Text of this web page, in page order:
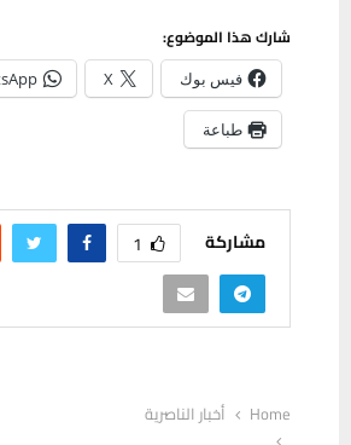
شارك هذا الموضوع:
فيس بوك X
طباعة
مشاركة 1
Home
أخبار الناصرية